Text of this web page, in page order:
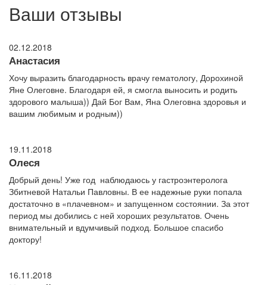
Ваши отзывы
02.12.2018
Анастасия
Хочу выразить благодарность врачу гематологу, Дорохиной
Яне Олеговне. Благодаря ей, я смогла выносить и родить
здорового малыша)) Дай Бог Вам, Яна Олеговна здоровья и
вашим любимым и родным))
19.11.2018
Олеся
Добрый день! Уже год наблюдаюсь у гастроэнтеролога
Збитневой Натальи Павловны. В ее надежные руки попала
достаточно в «плачевном» и запущенном состоянии. За этот
период мы добились с ней хороших результатов. Очень
внимательный и вдумчивый подход. Большое спасибо
доктору!
16.11.2018